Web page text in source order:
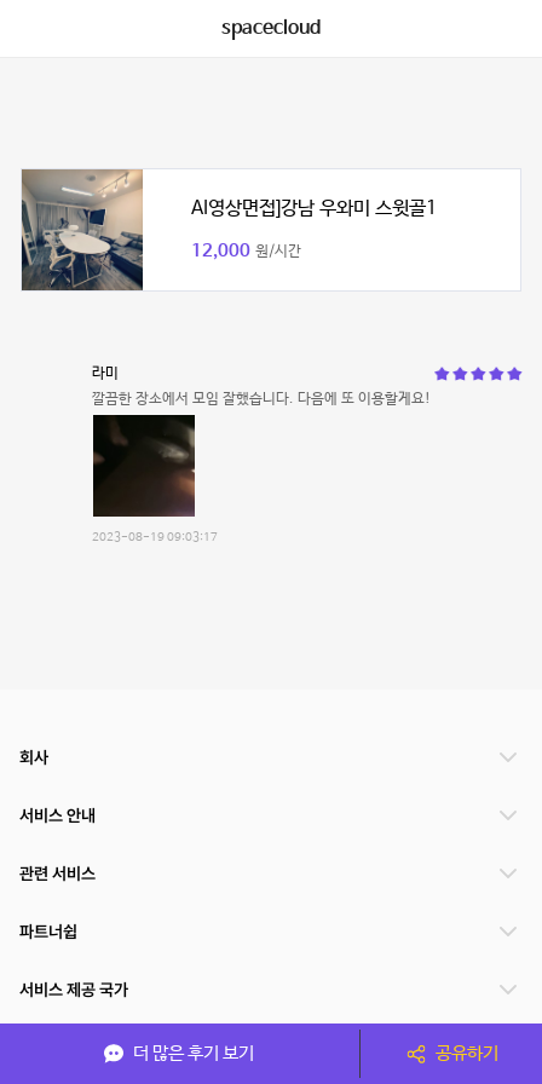
spacecloud
AI영상면접]강남 우와미 스윗골1
12,000 원/시간
라미
깔끔한 장소에서 모임 잘했습니다. 다음에 또 이용할게요!
2023-08-19 09:03:17
더 많은 후기 보기 공유하기
회사
서비스 안내
관련 서비스
파트너쉽
서비스 제공 국가